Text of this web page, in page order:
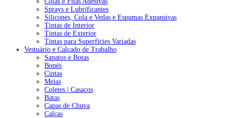
Sprays e Lubrificantes
Silicones, Cola e Vedas e Espumas Expansivas
Tintas de Interior
Tintas de Exterior
Tintas para Superfícies Variadas
Vestuário e Calçado de Trabalho
Sapatos e Botas
Bonés
Cintas
Meias
Coletes | Casacos
Batas
Capas de Chuva
Calças